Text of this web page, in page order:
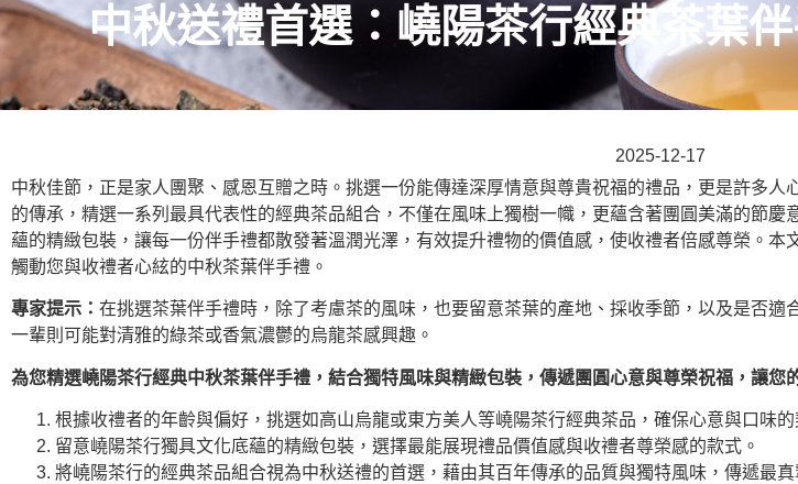
中秋送禮首選：嶢陽茶行經典茶葉
2025-12-17
中秋佳節，正是家人團聚、感恩互贈之時。挑選一份能傳達深厚情意與尊貴祝福的禮品，更是許多人
的傳承，精選一系列最具代表性的經典茶品組合，不僅在風味上獨樹一幟，更蘊含著團圓美滿的節
蘊的精緻包裝，讓每一份伴手禮都散發著溫潤光澤，有效提升禮物的價值感，使收禮者倍感尊榮。
觸動您與收禮者心絃的中秋茶葉伴手禮。
專家提示： 在挑選茶葉伴手禮時，除了考慮茶的風味，也要留意茶葉的產地、採收季節，以及是否
一輩則可能對清雅的綠茶或香氣濃鬱的烏龍茶感興趣。
為您精選嶢陽茶行經典中秋茶葉伴手禮，結合獨特風味與精緻包裝，傳遞團圓心意與尊榮祝福，讓您
根據收禮者的年齡與偏好，挑選如高山烏龍或東方美人等嶢陽茶行經典茶品，確保心意與口味的
留意嶢陽茶行獨具文化底蘊的精緻包裝，選擇最能展現禮品價值感與收禮者尊榮感的款式。
將嶢陽茶行的經典茶品組合視為中秋送禮的首選，藉由其百年傳承的品質與獨特風味，傳遞最真